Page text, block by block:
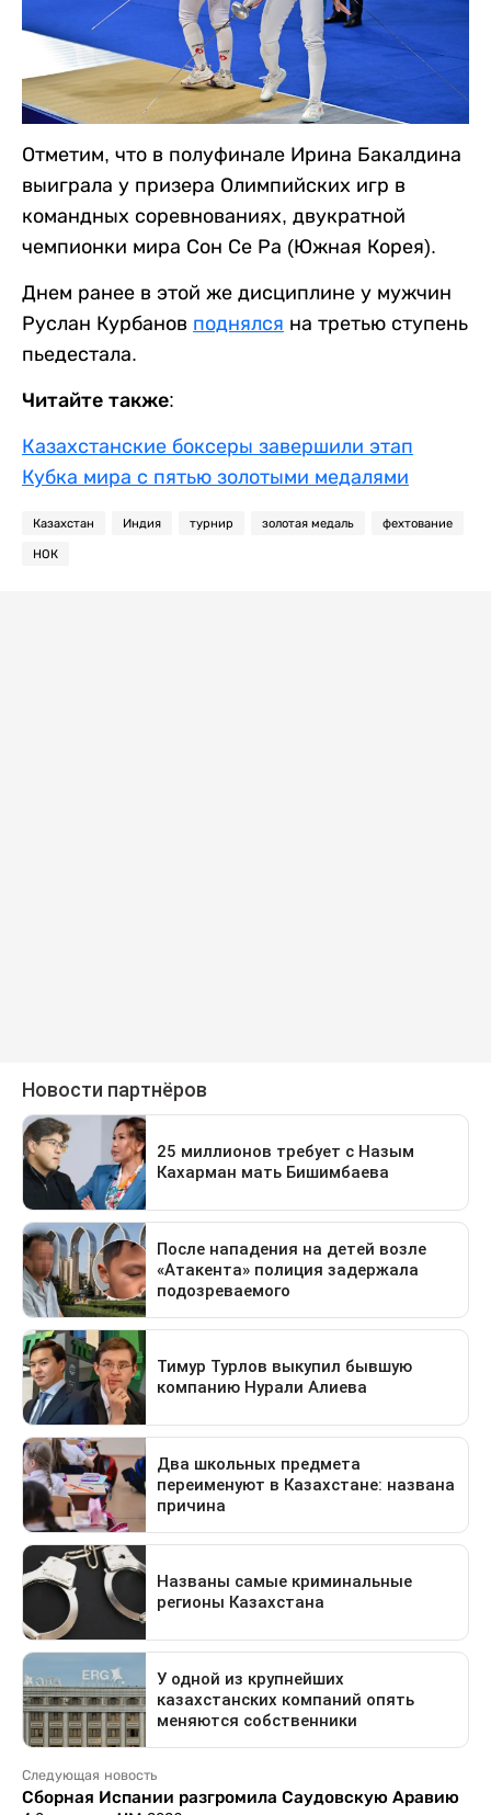
Отметим, что в полуфинале Ирина Бакалдина
выиграла у призера Олимпийских игр в
командных соревнованиях, двукратной
чемпионки мира Сон Се Ра (Южная Корея).
Днем ранее в этой же дисциплине у мужчин
Руслан Курбанов поднялся на третью ступень
пьедестала.
Читайте также:
Казахстанские боксеры завершили этап
Кубка мира с пятью золотыми медалями
Казахстан Индия турнир золотая медаль фехтование
НОК
Следующая новость
Сборная Испании разгромила Саудовскую Аравию